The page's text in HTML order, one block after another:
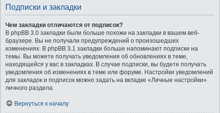
Подписки и закладки
Чем закладки отличаются от подписок?
В phpBB 3.0 закладки были больше похожи на закладки в вашем веб-
браузере. Вы не получали предупреждений о произошедших
изменениях. В phpBB 3.1 закладки больше напоминают подписки на
темы. Вы можете получать уведомления об обновлениях в теме,
находящейся у вас в закладках. В случае подписки, вы будете получать
уведомления об изменениях в теме или форуме. Настройки уведомлений
для закладок и подписок можно задать на вкладке «Личные настройки»
личного раздела.
Вернуться к началу